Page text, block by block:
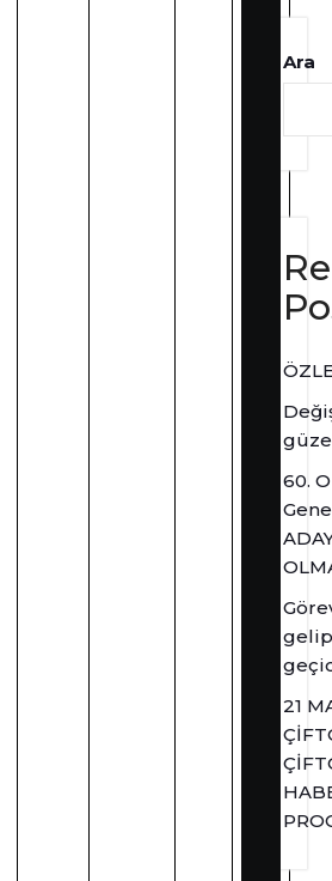
Ara
60.
gelip
21